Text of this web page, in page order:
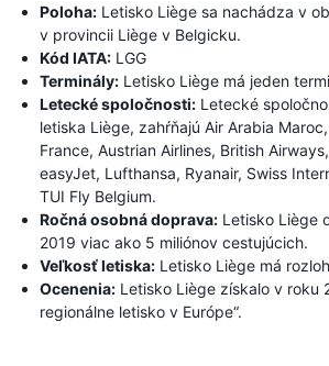
Poloha: Letisko Liège sa nachádza v
v provincii Liège v Belgicku.
Kód IATA: LGG
Terminály: Letisko Liège má jeden
Letecké spoločnosti: Letecké
letiska Liège, zahŕňajú Air Arabia
France, Austrian Airlines, British
easyJet, Lufthansa, Ryanair, Swiss
TUI Fly Belgium.
Ročná osobná doprava: Letisko Liège
2019 viac ako 5 miliónov cestujúcich.
Veľkosť letiska: Letisko Liège má
Ocenenia: Letisko Liège získalo v roku
regionálne letisko v Európe“.